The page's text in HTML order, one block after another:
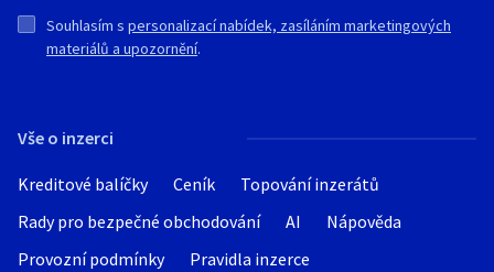
Vše o inzerci
Kreditové balíčky Ceník
Topování inzerátů
Rady pro bezpečné obchodování
AI
Nápověda
Provozní podmínky
Pravidla inzerce
Souhlasím s personalizací nabídek, zasíláním marketingových
materiálů a upozornění.